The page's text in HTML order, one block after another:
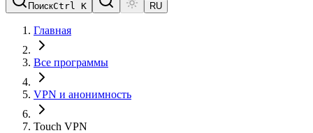
ПоискCtrl K RU
Главная
Все программы
VPN и анонимность
Touch VPN